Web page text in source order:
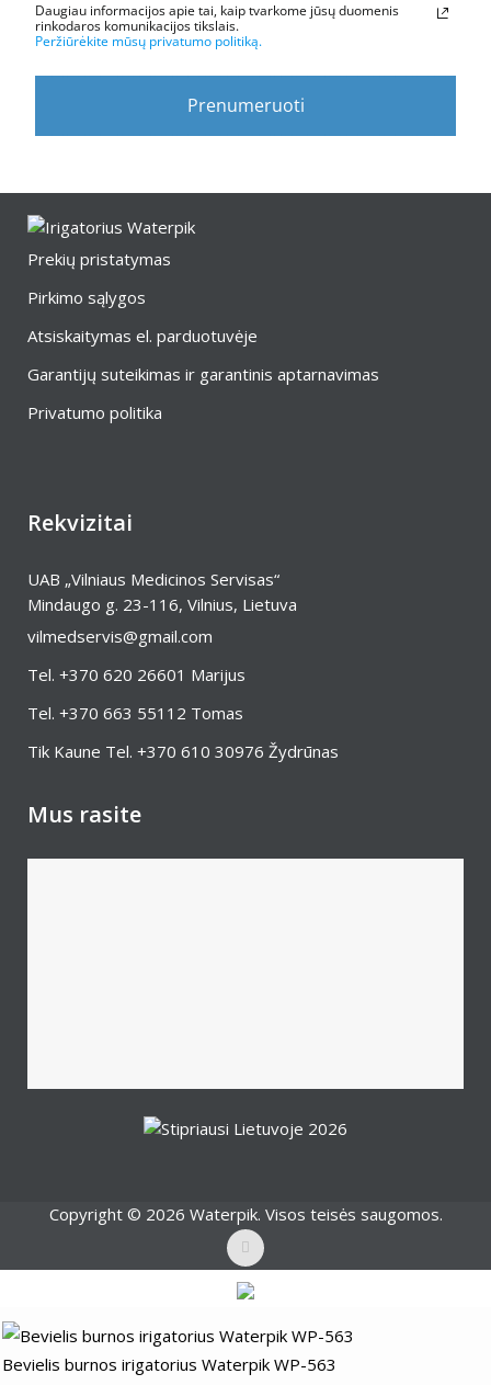
Daugiau informacijos apie tai, kaip tvarkome jūsų duomenis
rinkodaros komunikacijos tikslais.
Peržiūrėkite mūsų privatumo politiką.
Prenumeruoti
Prekių pristatymas
Pirkimo sąlygos
Atsiskaitymas el. parduotuvėje
Garantijų suteikimas ir garantinis aptarnavimas
Privatumo politika
Rekvizitai
UAB „Vilniaus Medicinos Servisas“
Mindaugo g. 23-116, Vilnius, Lietuva
vilmedservis@gmail.com
Tel. +370 620 26601 Marijus
Tel. +370 663 55112 Tomas
Tik Kaune Tel. +370 610 30976 Žydrūnas
Mus rasite
Copyright © 2026 Waterpik. Visos teisės saugomos.
Bevielis burnos irigatorius Waterpik WP-563